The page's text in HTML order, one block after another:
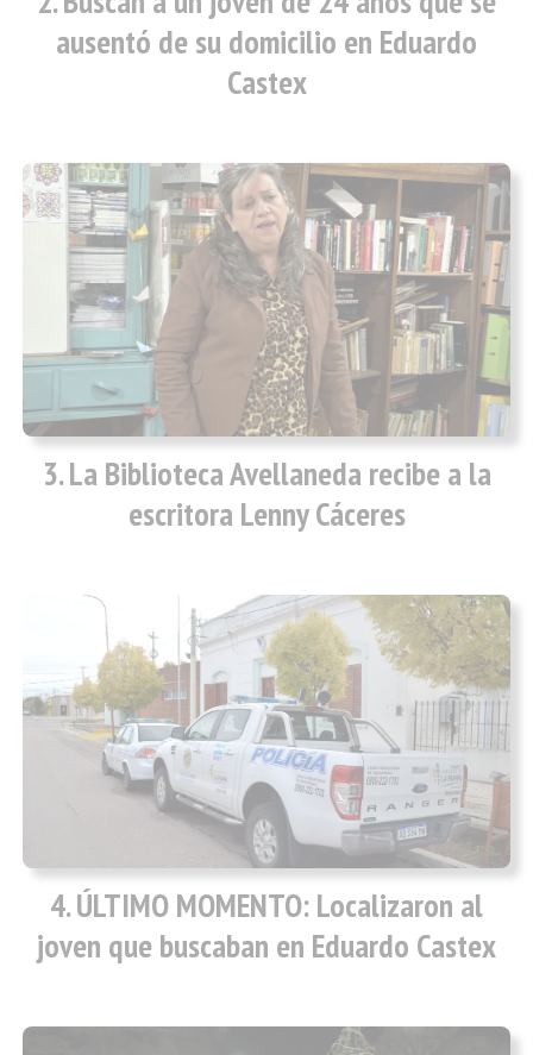
ausentó de su domicilio en Eduardo
Castex
La Biblioteca Avellaneda recibe a la
escritora Lenny Cáceres
ÚLTIMO MOMENTO: Localizaron al
joven que buscaban en Eduardo Castex